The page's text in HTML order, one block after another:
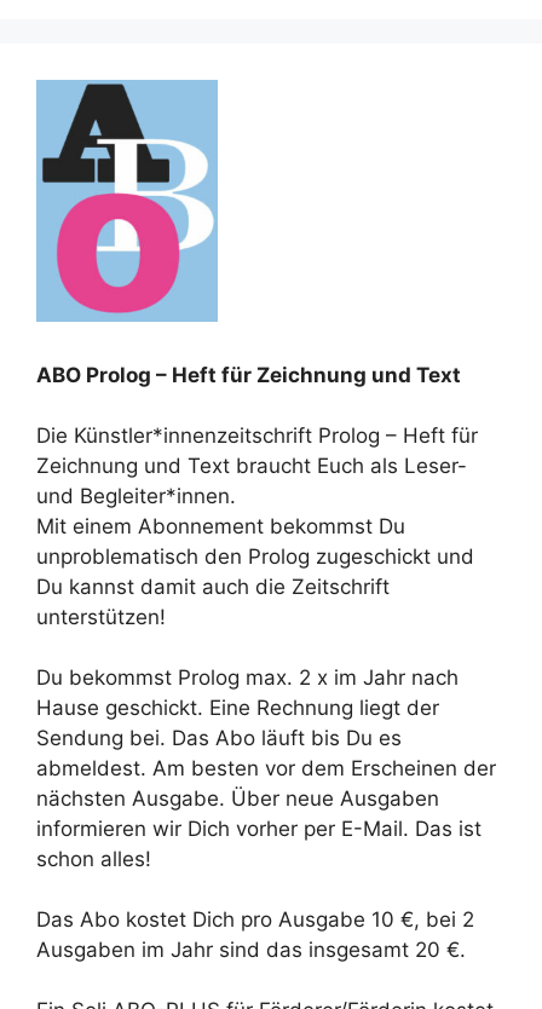
ABO Prolog – Heft für Zeichnung und Text
Die Künstler*innenzeitschrift Prolog – Heft für
Zeichnung und Text braucht Euch als Leser-
und Begleiter*innen.
Mit einem Abonnement bekommst Du
unproblematisch den Prolog zugeschickt und
Du kannst damit auch die Zeitschrift
unterstützen!
Du bekommst Prolog max. 2 x im Jahr nach
Hause geschickt. Eine Rechnung liegt der
Sendung bei. Das Abo läuft bis Du es
abmeldest. Am besten vor dem Erscheinen der
nächsten Ausgabe. Über neue Ausgaben
informieren wir Dich vorher per E-Mail. Das ist
schon alles!
Das Abo kostet Dich pro Ausgabe 10 €, bei 2
Ausgaben im Jahr sind das insgesamt 20 €.